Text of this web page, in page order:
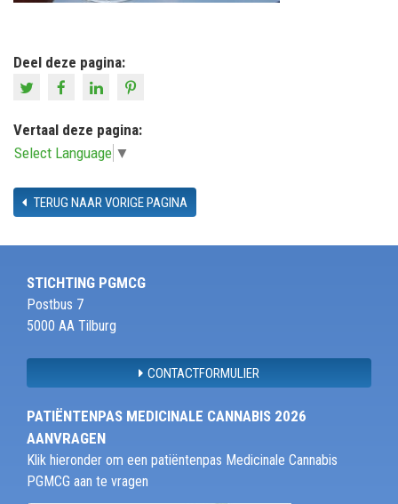
Deel deze pagina:
Vertaal deze pagina:
Select Language ▼
TERUG NAAR VORIGE PAGINA
STICHTING PGMCG
Postbus 7
5000 AA Tilburg
CONTACTFORMULIER
PATIËNTENPAS MEDICINALE CANNABIS 2026
AANVRAGEN
Klik hieronder om een patiëntenpas Medicinale Cannabis
PGMCG aan te vragen